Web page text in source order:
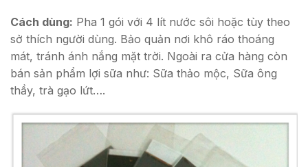
Cách dùng: Pha 1 gói với 4 lít nước sôi hoặc tùy theo
sở thích người dùng. Bảo quản nơi khô ráo thoáng
mát, tránh ánh nắng mặt trời. Ngoài ra cửa hàng còn
bán sản phẩm lợi sữa như: Sữa thảo mộc, Sữa ông
thầy, trà gạo lứt….